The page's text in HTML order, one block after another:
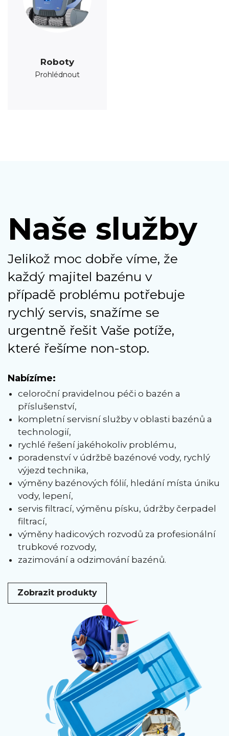
Roboty
Prohlédnout
Naše služby
Jelikož moc dobře víme, že
každý majitel bazénu v
případě problému potřebuje
rychlý servis, snažíme se
urgentně řešit Vaše potíže,
které řešíme non-stop.
Nabízíme:
celoroční pravidelnou péči o bazén a
příslušenství,
kompletní servisní služby v oblasti bazénů a
technologií,
rychlé řešení jakéhokoliv problému,
poradenství v údržbě bazénové vody, rychlý
výjezd technika,
výměny bazénových fólií, hledání místa úniku
vody, lepení,
servis filtrací, výměnu písku, údržby čerpadel
filtrací,
výměny hadicových rozvodů za profesionální
trubkové rozvody,
zazimování a odzimování bazénů.
Zobrazit produkty